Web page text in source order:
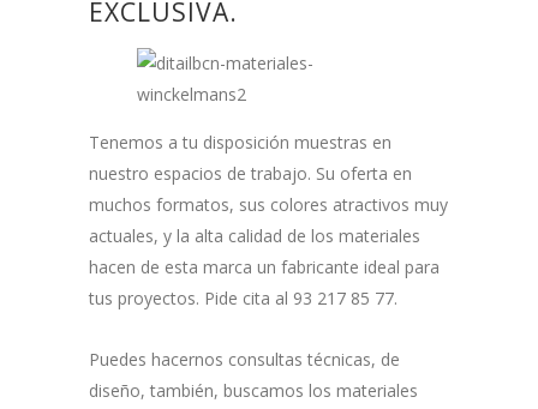
EXCLUSIVA.
Tenemos a tu disposición muestras en
nuestro espacios de trabajo. Su oferta en
muchos formatos, sus colores atractivos muy
actuales, y la alta calidad de los materiales
hacen de esta marca un fabricante ideal para
tus proyectos. Pide cita al 93 217 85 77.
Puedes hacernos consultas técnicas, de
diseño, también, buscamos los materiales